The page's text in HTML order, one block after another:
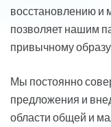
восстановлению и
позволяет нашим
привычному образу
Мы постоянно
предложения и
области общей и